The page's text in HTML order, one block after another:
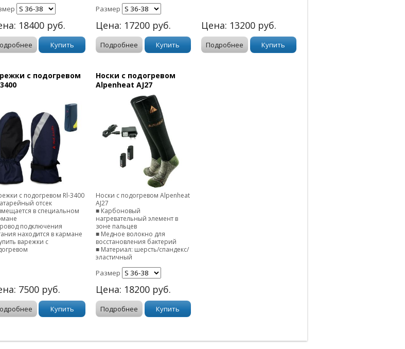
18400 руб.
Купить
Размер
Цена: 17200 руб.
Подробнее Купить
Цена: 13200 руб.
Подробнее Купить
с подогревом
с подогревом Rl-3400
отсек
в специальном
подключения
находится в кармане
варежки с
7500 руб.
Купить
Носки с подогревом
Alpenheat AJ27
Носки с подогревом Alpenheat
AJ27
■ Карбоновый
нагревательный элемент в
зоне пальцев
■ Медное волокно для
восстановления бактерий
■ Материал: шерсть/спандекс/
эластичный
Размер
Цена: 18200 руб.
Подробнее Купить